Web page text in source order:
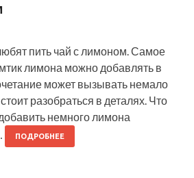
пить чай с лимоном. Самое
лимона можно добавлять в
может вызывать немало
разобраться в деталях. Что
немного лимона
ПОДРОБНЕЕ